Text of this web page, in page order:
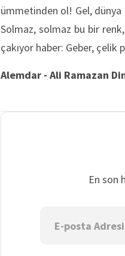
ümmetinden ol! Gel,
Solmaz, solmaz bu bir
çakıyor haber: Geber,
Alemdar - Ali Ramazan
En son